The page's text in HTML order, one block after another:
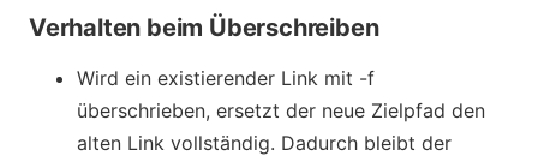
Verhalten beim Überschreiben
Wird ein existierender Link mit -f
überschrieben, ersetzt der neue Zielpfad den
alten Link vollständig. Dadurch bleibt der